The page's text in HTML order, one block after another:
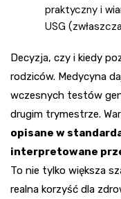
praktyczny i
USG
Decyzja, czy i kiedy
rodziców. Medycyna
wczesnych testów
drugim trymestrze.
opisane w
interpretowane
To nie tylko większa
realna korzyść dla